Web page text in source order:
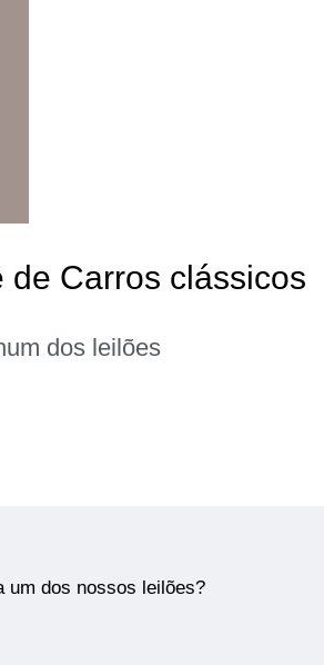
de Carros clássicos
dos leilões
um dos nossos leilões?